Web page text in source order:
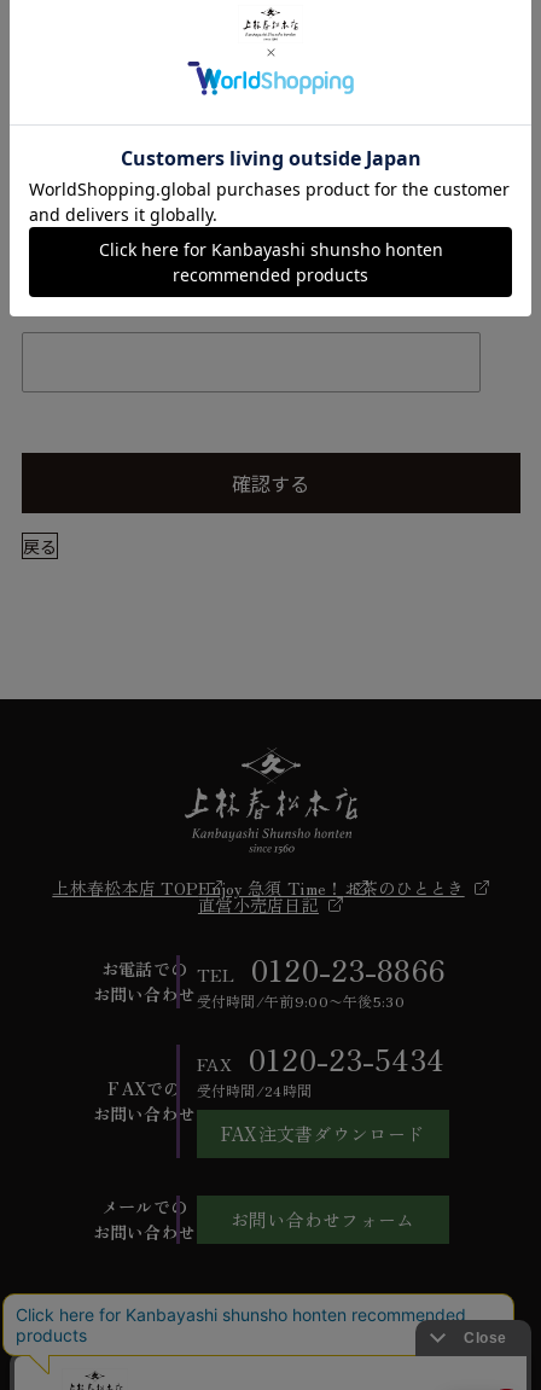
必須
電話番号 必須
戻る
確認する
上林春松本店 TOPEnjoy 急須 Time！ お茶のひととき
直営小売店日記
お電話での
お問い合わせ
TEL 0120-23-8866
受付時間/午前9:00〜午後5:30
FAXでの
お問い合わせ
FAX 0120-23-5434
受付時間/24時間
FAX注文書ダウンロード
メールでの
お問い合わせ
お問い合わせフォーム
ご利用ガイドよくあるご質問お問い合わせ
会社概要